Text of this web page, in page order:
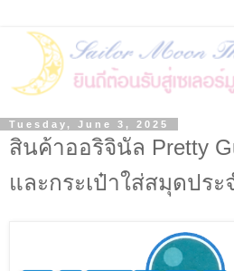
Tuesday, June 3, 2025
สินค้าออริจินัล Pretty
และกระเป๋าใส่สมุดประ